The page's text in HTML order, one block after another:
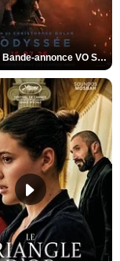
L'Odyssée Bande-annonce VO STFR